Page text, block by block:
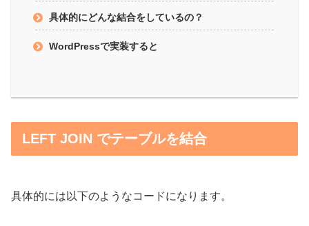
具体的にどんな結合をしているの？
WordPressで実装すると
LEFT JOIN でテーブルを結合
具体的には以下のようなコードになります。